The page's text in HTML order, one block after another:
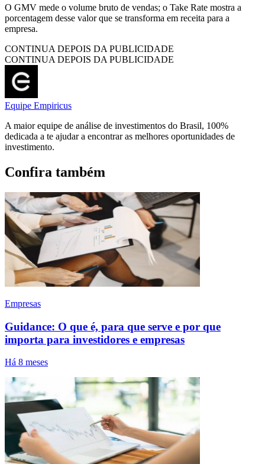
O GMV mede o volume bruto de vendas; o Take Rate mostra a
porcentagem desse valor que se transforma em receita para a
empresa.
CONTINUA DEPOIS DA PUBLICIDADE
CONTINUA DEPOIS DA PUBLICIDADE
Equipe Empiricus
A maior equipe de análise de investimentos do Brasil, 100%
dedicada a te ajudar a encontrar as melhores oportunidades de
investimento.
Confira também
Empresas
Guidance: O que é, para que serve e por que
importa para investidores e empresas
Há 8 meses